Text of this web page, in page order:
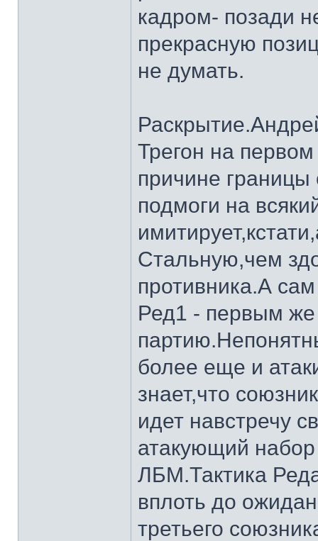
кадром- позади
прекрасную
не думать.
Трегон на
причине
подмоги на
Стальную,чем
противника.А
Ред1 - первым же
более еще и
знает,что
идет навстречу
атакующий
ЛБМ.Тактика
вплоть до
третьего